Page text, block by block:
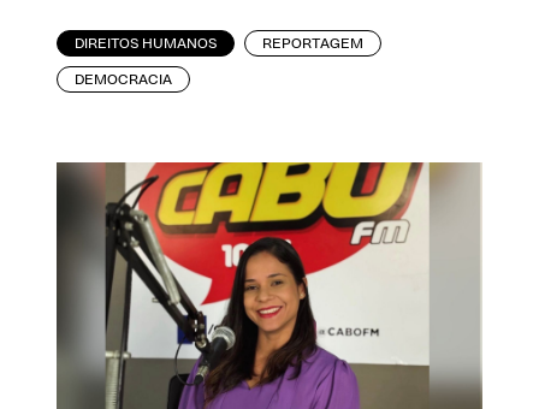
DIREITOS HUMANOS REPORTAGEM
DEMOCRACIA